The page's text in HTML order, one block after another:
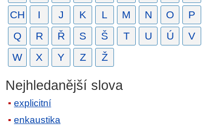
CH
I J K L M N O
P
Q
R Ř S Š T U Ú
V
W
X Y Z Ž
Nejhledanější slova
explicitní
enkaustika